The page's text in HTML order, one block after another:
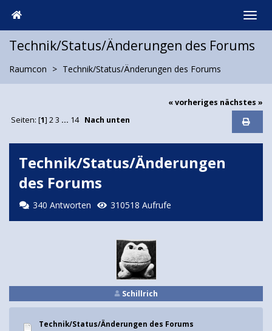
Technik/Status/Änderungen des Forums
Raumcon Technik/Status/Änderungen des Forums
« vorheriges nächstes »
Seiten: [1] 2 3 ... 14 Nach unten
Technik/Status/Änderungen
des Forums
340 Antworten 310518 Aufrufe
Schillrich
Technik/Status/Änderungen des Forums